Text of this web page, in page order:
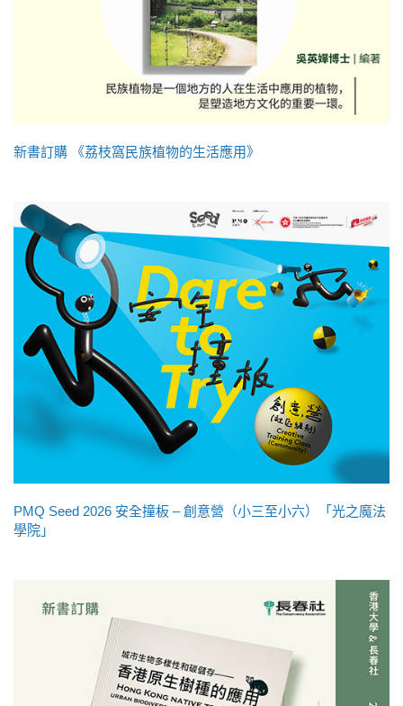
新書訂購 《荔枝窩民族植物的生活應用》
PMQ Seed 2026 安全撞板 – 創意營（小三至小六）「光之魔法
學院」